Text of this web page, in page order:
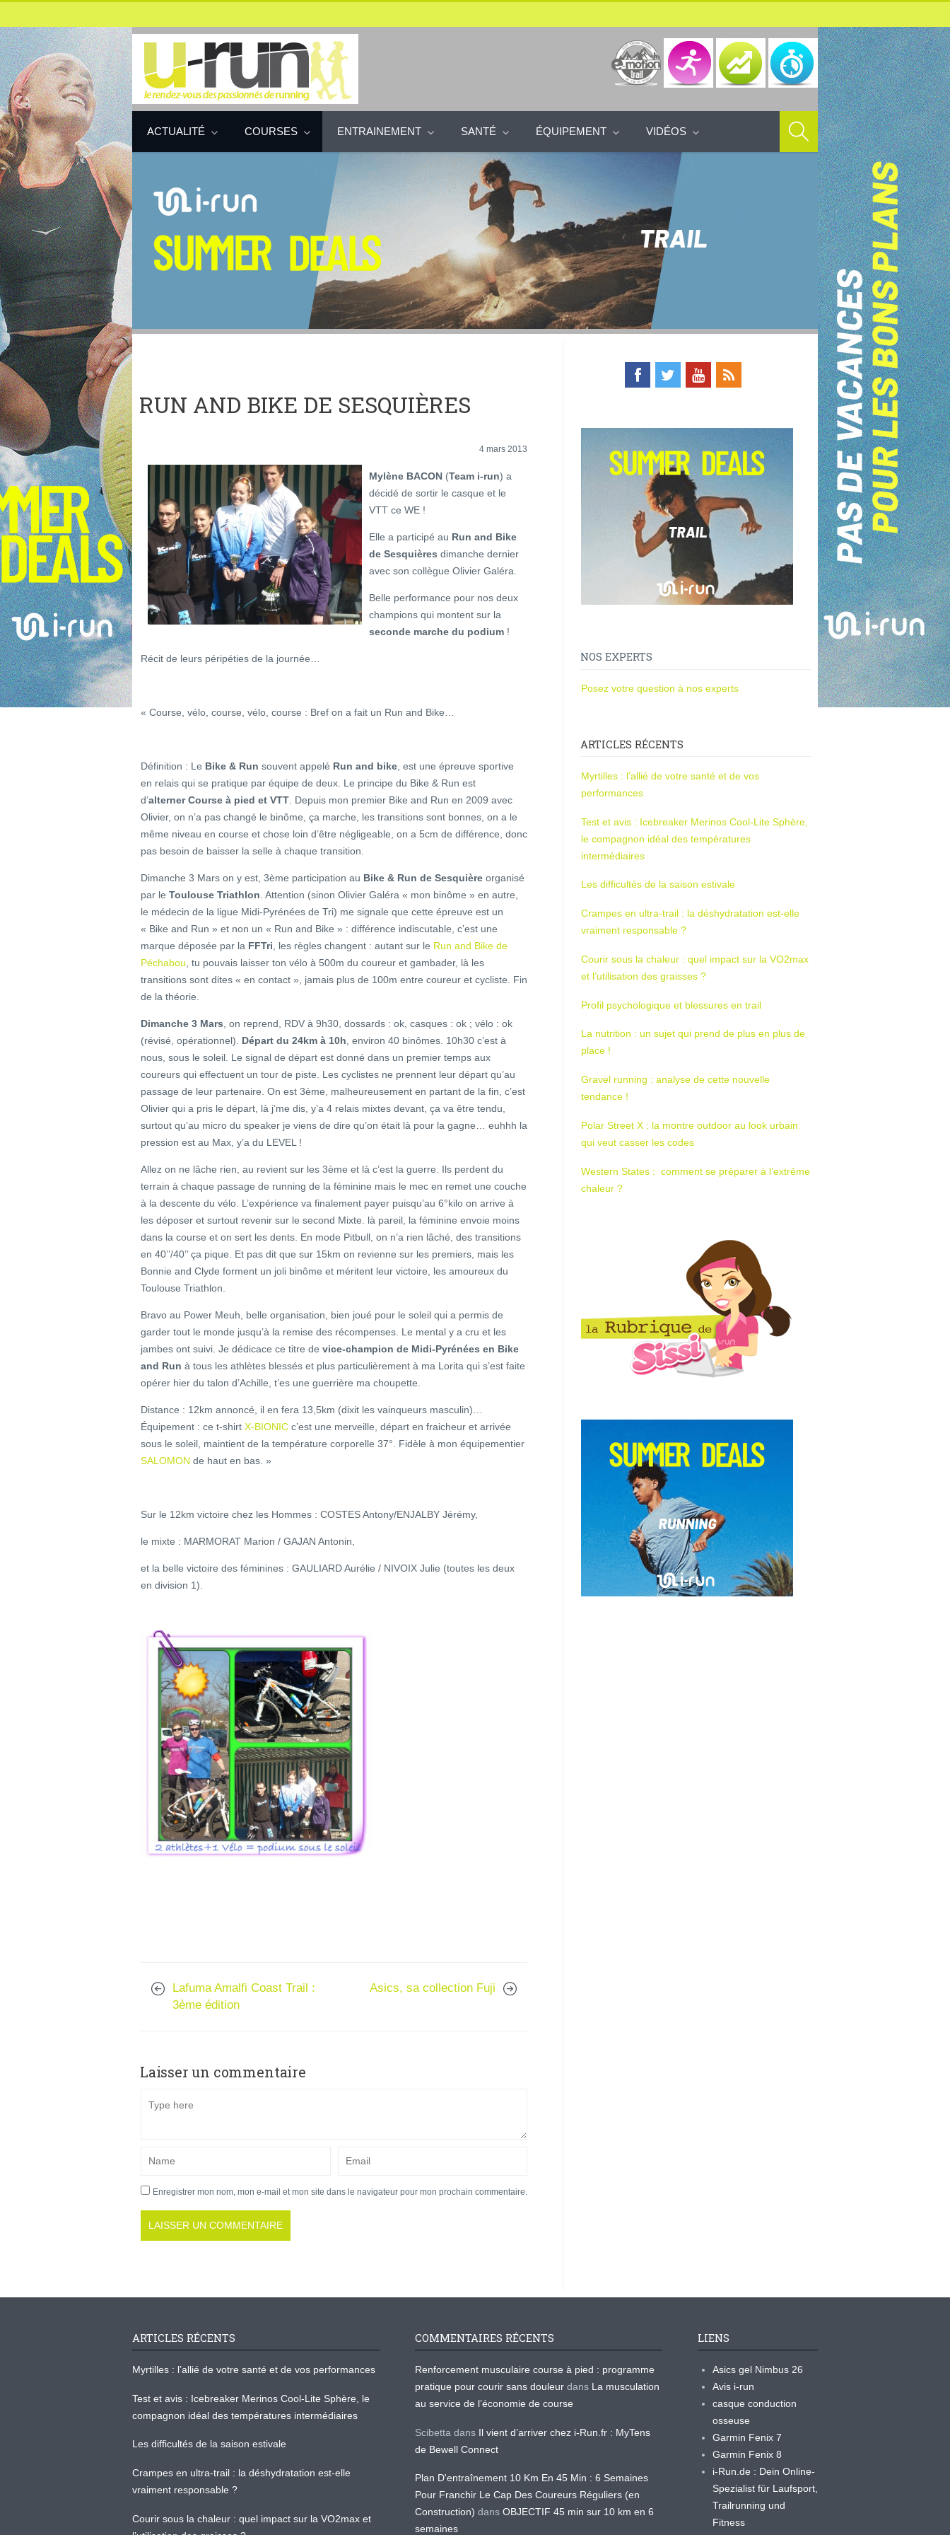
ACTUALITÉ COURSES ENTRAINEMENT SANTÉ ÉQUIPEMENT VIDÉOS
RUN AND BIKE DE SESQUIÈRES
4 mars 2013
Mylène BACON (Team i-run) a
décidé de sortir le casque et le
VTT ce WE !
Elle a participé au Run and Bike
de Sesquières dimanche dernier
avec son collègue Olivier Galéra.
Belle performance pour nos deux
champions qui montent sur la
seconde marche du podium !
Récit de leurs péripéties de la journée…
« Course, vélo, course, vélo, course : Bref on a fait un Run and Bike…
Définition : Le Bike & Run souvent appelé Run and bike , est une épreuve sportive
en relais qui se pratique par équipe de deux. Le principe du Bike & Run est
d’alterner Course à pied et VTT . Depuis mon premier Bike and Run en 2009 avec
Olivier, on n’a pas changé le binôme, ça marche, les transitions sont bonnes, on a le
même niveau en course et chose loin d’être négligeable, on a 5cm de différence, donc
pas besoin de baisser la selle à chaque transition.
Dimanche 3 Mars on y est, 3ème participation au Bike & Run de Sesquière organisé
par le Toulouse Triathlon . Attention (sinon Olivier Galéra « mon binôme » en autre,
le médecin de la ligue Midi-Pyrénées de Tri) me signale que cette épreuve est un
« Bike and Run » et non un « Run and Bike » : différence indiscutable, c’est une
marque déposée par la FFTri , les règles changent : autant sur le Run and Bike de
Péchabou , tu pouvais laisser ton vélo à 500m du coureur et gambader, là les
transitions sont dites « en contact », jamais plus de 100m entre coureur et cycliste. Fin
de la théorie.
Dimanche 3 Mars , on reprend, RDV à 9h30, dossards : ok, casques : ok ; vélo : ok
(révisé, opérationnel).
Départ du 24km à 10h , environ 40 binômes. 10h30 c’est à
nous, sous le soleil. Le signal de départ est donné dans un premier temps aux
coureurs qui effectuent un tour de piste. Les cyclistes ne prennent leur départ qu’au
passage de leur partenaire. On est 3ème, malheureusement en partant de la fin, c’est
Olivier qui a pris le départ, là j’me dis, y’a 4 relais mixtes devant, ça va être tendu,
surtout qu’au micro du speaker je viens de dire qu’on était là pour la gagne… euhhh la
pression est au Max, y’a du LEVEL !
Allez on ne lâche rien, au revient sur les 3ème et là c’est la guerre. Ils perdent du
terrain à chaque passage de running de la féminine mais le mec en remet une couche
à la descente du vélo. L’expérience va finalement payer puisqu’au 6°kilo on arrive à
les déposer et surtout revenir sur le second Mixte. là pareil, la féminine envoie moins
dans la course et on sert les dents. En mode Pitbull, on n’a rien lâché, des transitions
en 40’’/40’’ ça pique. Et pas dit que sur 15km on revienne sur les premiers, mais les
Bonnie and Clyde forment un joli binôme et méritent leur victoire, les amoureux du
Toulouse Triathlon.
Bravo au Power Meuh, belle organisation, bien joué pour le soleil qui a permis de
garder tout le monde jusqu’à la remise des récompenses. Le mental y a cru et les
jambes ont suivi. Je dédicace ce titre de vice-champion de Midi-Pyrénées en Bike
and Run à tous les athlètes blessés et plus particulièrement à ma Lorita qui s’est faite
opérer hier du talon d’Achille, t’es une guerrière ma choupette.
Distance : 12km annoncé, il en fera 13,5km (dixit les vainqueurs masculin)…
Équipement : ce t-shirt X-BIONIC c’est une merveille, départ en fraicheur et arrivée
sous le soleil, maintient de la température corporelle 37°. Fidèle à mon équipementier
SALOMON de haut en bas. »
Sur le 12km victoire chez les Hommes : COSTES Antony/ENJALBY Jérémy,
le mixte : MARMORAT Marion / GAJAN Antonin,
et la belle victoire des féminines : GAULIARD Aurélie / NIVOIX Julie (toutes les deux
en division 1).
Lafuma Amalfi Coast Trail :
3ème édition
Asics, sa collection Fuji
Laisser un commentaire
Enregistrer mon nom, mon e-mail et mon site dans le navigateur pour mon prochain commentaire.
NOS EXPERTS
Posez votre question à nos experts
ARTICLES RÉCENTS
Myrtilles : l’allié de votre santé et de vos
performances
Test et avis : Icebreaker Merinos Cool-Lite Sphère,
le compagnon idéal des températures
intermédiaires
Les difficultés de la saison estivale
Crampes en ultra-trail : la déshydratation est-elle
vraiment responsable ?
Courir sous la chaleur : quel impact sur la VO2max
et l’utilisation des graisses ?
Profil psychologique et blessures en trail
La nutrition : un sujet qui prend de plus en plus de
place !
Gravel running : analyse de cette nouvelle
tendance !
Polar Street X : la montre outdoor au look urbain
qui veut casser les codes
Western States : comment se préparer à l’extrême
chaleur ?
ARTICLES RÉCENTS
Myrtilles : l’allié de votre santé et de vos performances
Test et avis : Icebreaker Merinos Cool-Lite Sphère, le
compagnon idéal des températures intermédiaires
Les difficultés de la saison estivale
Crampes en ultra-trail : la déshydratation est-elle
vraiment responsable ?
Courir sous la chaleur : quel impact sur la VO2max et
COMMENTAIRES RÉCENTS
Renforcement musculaire course à pied : programme
pratique pour courir sans douleur dans La musculation
au service de l’économie de course
Scibetta dans Il vient d’arriver chez i-Run.fr : MyTens
de Bewell Connect
Plan D'entraînement 10 Km En 45 Min : 6 Semaines
Pour Franchir Le Cap Des Coureurs Réguliers (en
Construction) dans OBJECTIF 45 min sur 10 km en 6
semaines
LIENS
Asics gel Nimbus 26
Avis i-run
casque conduction
osseuse
Garmin Fenix 7
Garmin Fenix 8
i-Run.de : Dein Online-
Spezialist für Laufsport,
Trailrunning und
Fitness